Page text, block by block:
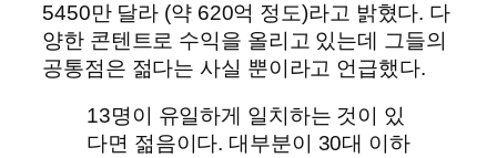
5450만 달라 (약 620억 정도)라고 밝혔다. 다
양한 콘텐트로 수익을 올리고 있는데 그들의
공통점은 젊다는 사실 뿐이라고 언급했다.
13명이 유일하게 일치하는 것이 있
다면 젊음이다. 대부분이 30대 이하